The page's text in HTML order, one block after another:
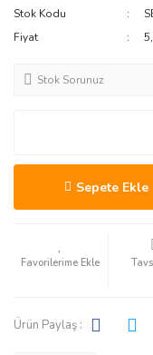
Stok Kodu
Fiyat
Stok Sorunuz
Sepete Ekle
Ürün Paylaş :